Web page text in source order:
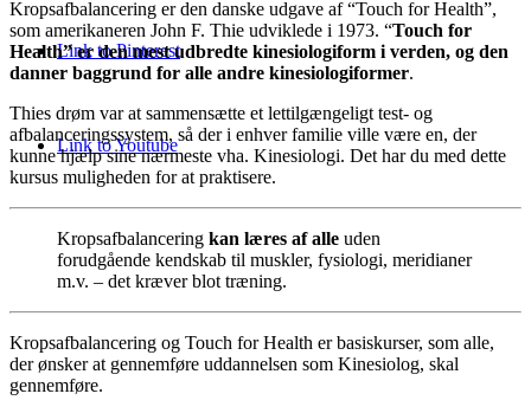
Link to Pinterest
Link to Youtube
Kropsafbalancering er den danske udgave af “Touch for Health”,
som amerikaneren John F. Thie udviklede i 1973. “Touch for
Health” er den mest udbredte kinesiologiform i verden, og den
danner baggrund for alle andre kinesiologiformer.
Thies drøm var at sammensætte et lettilgængeligt test- og
afbalanceringssystem, så der i enhver familie ville være en, der
kunne hjælp sine nærmeste vha. Kinesiologi. Det har du med dette
kursus muligheden for at praktisere.
Kropsafbalancering kan læres af alle uden
forudgående kendskab til muskler, fysiologi, meridianer
m.v. – det kræver blot træning.
Kropsafbalancering og Touch for Health er basiskurser, som alle,
der ønsker at gennemføre uddannelsen som Kinesiolog, skal
gennemføre.